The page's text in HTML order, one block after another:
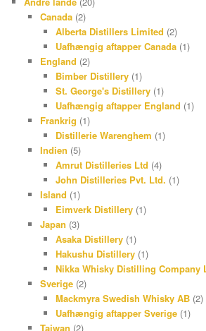
Canada(2)
Alberta Distillers Limited (2)
Uafhængig aftapper Canada (1)
England (2)
Bimber Distillery (1)
St. George's Distillery (1)
Uafhængig aftapper England (1)
Frankrig (1)
Distillerie Warenghem (1)
Indien (5)
Amrut Distilleries Ltd (4)
John Distilleries Pvt. Ltd. (1)
Island (1)
Eimverk Distillery (1)
Japan (3)
Asaka Distillery (1)
Hakushu Distillery (1)
Nikka Whisky Distilling Company
Sverige(2)
Mackmyra Swedish Whisky AB (2)
Uafhængig aftapper Sverige (1)
Taiwan (2)